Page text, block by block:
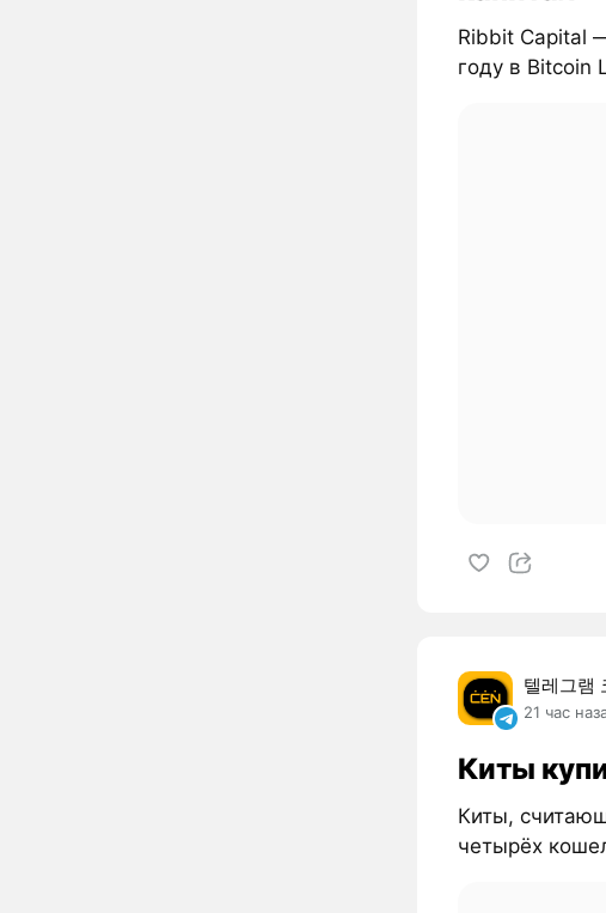
Ribbit Capital
году в Bitcoin
텔레그램
21 час
Киты
Киты,
четырёх